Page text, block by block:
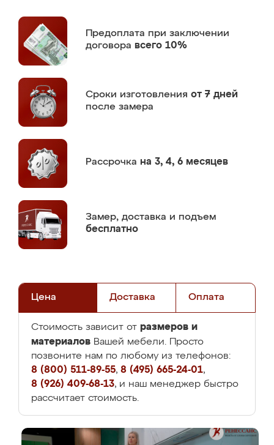
Предоплата при заключении
договора всего 10%
Сроки изготовления от 7 дней
после замера
Рассрочка на 3, 4, 6 месяцев
Замер, доставка и подъем
бесплатно
Цена Доставка Оплата
Стоимость зависит от размеров и
материалов Вашей мебели. Просто
позвоните нам по любому из телефонов:
8 (800) 511-89-55, 8 (495) 665-24-01,
8 (926) 409-68-13, и наш менеджер быстро
рассчитает стоимость.